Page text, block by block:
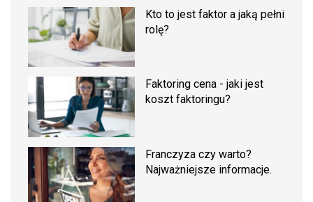
Kto to jest faktor a jaką pełni
rolę?
Faktoring cena - jaki jest
koszt faktoringu?
Franczyza czy warto?
Najważniejsze informacje.